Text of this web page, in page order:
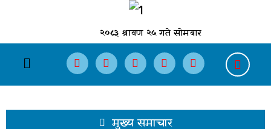
२०८३ श्रावण २५ गते सोमबार
मुख्य समाचार